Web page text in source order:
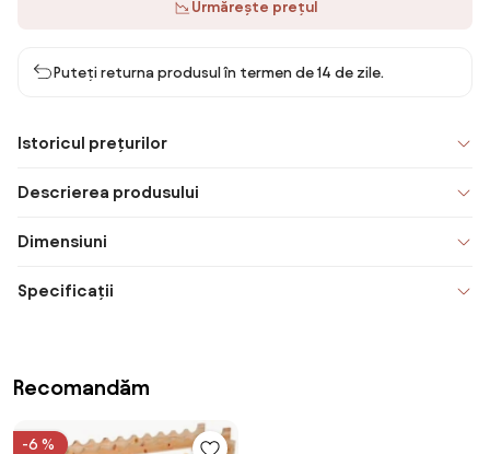
Urmărește prețul
Puteți returna produsul în termen de 14 de zile.
Istoricul prețurilor
Descrierea produsului
Dimensiuni
Specificații
Recomandăm
-6 %